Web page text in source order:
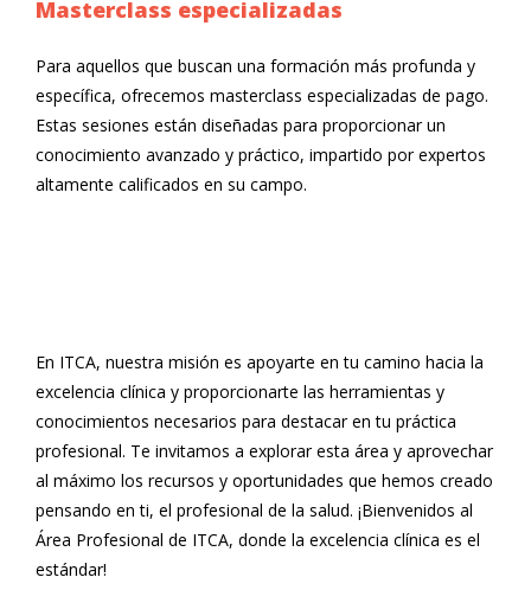
Masterclass especializadas
Para aquellos que buscan una formación más profunda y
específica, ofrecemos masterclass especializadas de pago.
Estas sesiones están diseñadas para proporcionar un
conocimiento avanzado y práctico, impartido por expertos
altamente calificados en su campo.
En ITCA, nuestra misión es apoyarte en tu camino hacia la
excelencia clínica y proporcionarte las herramientas y
conocimientos necesarios para destacar en tu práctica
profesional. Te invitamos a explorar esta área y aprovechar
al máximo los recursos y oportunidades que hemos creado
pensando en ti, el profesional de la salud. ¡Bienvenidos al
Área Profesional de ITCA, donde la excelencia clínica es el
estándar!